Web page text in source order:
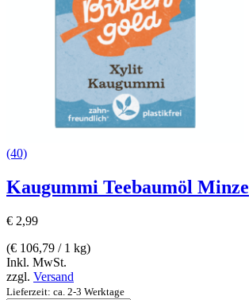
(40)
Kaugummi Teebaumöl Minze
€ 2,99
(€ 106,79 / 1 kg)
Inkl. MwSt.
zzgl. Versand
Lieferzeit: ca. 2-3 Werktage